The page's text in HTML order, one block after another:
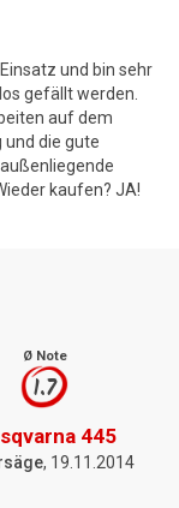
und bin sehr
gefällt werden.
auf dem
und die gute
kaufen? JA!
Ø Note
1.7
445
, 19.11.2014